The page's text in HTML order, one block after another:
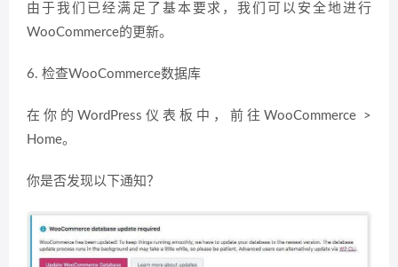
由于我们已经满足了基本要求，我们可以安全地进行
WooCommerce的更新。
6. 检查WooCommerce数据库
在你的WordPress仪表板中，前往WooCommerce >
Home。
你是否发现以下通知？